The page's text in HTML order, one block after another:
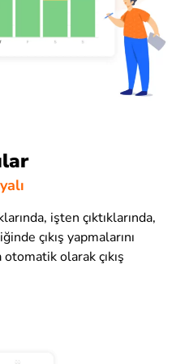
işten çıktıklarında,
çıkış yapmalarını
olarak çıkış